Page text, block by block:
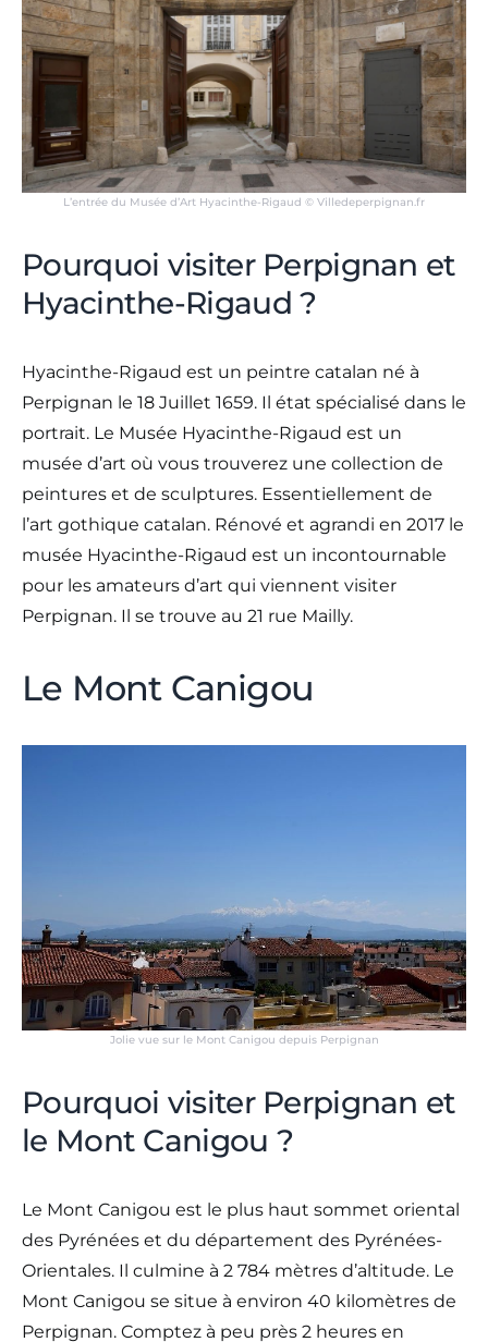
L’entrée du Musée d’Art Hyacinthe-Rigaud © Villedeperpignan.fr
Pourquoi visiter Perpignan et
Hyacinthe-Rigaud ?
Hyacinthe-Rigaud est un peintre catalan né à
Perpignan le 18 Juillet 1659. Il état spécialisé dans le
portrait. Le Musée Hyacinthe-Rigaud est un
musée d’art où vous trouverez une collection de
peintures et de sculptures. Essentiellement de
l’art gothique catalan. Rénové et agrandi en 2017 le
musée Hyacinthe-Rigaud est un incontournable
pour les amateurs d’art qui viennent visiter
Perpignan. Il se trouve au 21 rue Mailly.
Le Mont Canigou
Jolie vue sur le Mont Canigou depuis Perpignan
Pourquoi visiter Perpignan et
le Mont Canigou ?
Le Mont Canigou est le plus haut sommet oriental
des Pyrénées et du département des Pyrénées-
Orientales. Il culmine à 2 784 mètres d’altitude. Le
Mont Canigou se situe à environ 40 kilomètres de
Perpignan. Comptez à peu près 2 heures en